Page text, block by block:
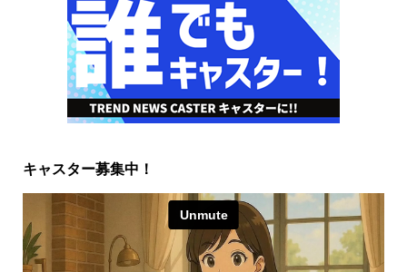
キャスター募集中！